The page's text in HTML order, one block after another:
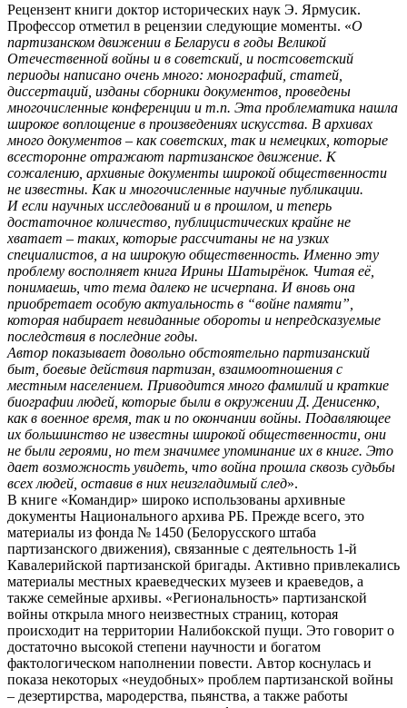
Рецензент книги доктор исторических наук Э. Ярмусик.
Профессор отметил в рецензии следующие моменты. «О
партизанском движении в Беларуси в годы Великой
Отечественной войны и в советский, и постсоветский
периоды написано очень много: монографий, статей,
диссертаций, изданы сборники документов, проведены
многочисленные конференции и т.п. Эта проблематика нашла
широкое воплощение в произведениях искусства. В архивах
много документов – как советских, так и немецких, которые
всесторонне отражают партизанское движение. К
сожалению, архивные документы широкой общественности
не известны. Как и многочисленные научные публикации.
И если научных исследований и в прошлом, и теперь
достаточное количество, публицистических крайне не
хватает – таких, которые рассчитаны не на узких
специалистов, а на широкую общественность. Именно эту
проблему восполняет книга Ирины Шатырёнок. Читая её,
понимаешь, что тема далеко не исчерпана. И вновь она
приобретает особую актуальность в “войне памяти”,
которая набирает невиданные обороты и непредсказуемые
последствия в последние годы.
Автор показывает довольно обстоятельно партизанский
быт, боевые действия партизан, взаимоотношения с
местным населением. Приводится много фамилий и краткие
биографии людей, которые были в окружении Д. Денисенко,
как в военное время, так и по окончании войны. Подавляющее
их большинство не известны широкой общественности, они
не были героями, но тем значимее упоминание их в книге. Это
дает возможность увидеть, что война прошла сквозь судьбы
всех людей, оставив в них неизгладимый след».
В книге «Командир» широко использованы архивные
документы Национального архива РБ. Прежде всего, это
материалы из фонда № 1450 (Белорусского штаба
партизанского движения), связанные с деятельность 1-й
Кавалерийской партизанской бригады. Активно привлекались
материалы местных краеведческих музеев и краеведов, а
также семейные архивы. «Региональность» партизанской
войны открыла много неизвестных страниц, которая
происходит на территории Налибокской пущи. Это говорит о
достаточно высокой степени научности и богатом
фактологическом наполнении повести. Автор коснулась и
показа некоторых «неудобных» проблем партизанской войны
– дезертирства, мародерства, пьянства, а также работы